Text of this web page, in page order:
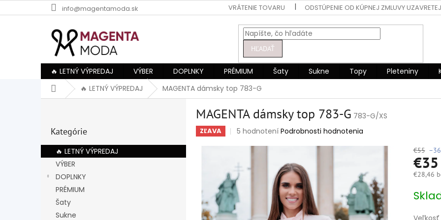
na
info@magentamoda.sk VRÁTENIE TOVARU ODSTÚPENIE OD KÚPNEJ ZMLUVY UZAVRETEJ
HĽADAŤ
🔥 LETNÝ VÝPREDAJ VÝBER DOPLNKY PRÉMIUM Šaty Sukne Topy Pleteniny
Domov🔥 LETNÝ VÝPREDAJ MAGENTA dámsky top 783-G
ý
p
kategórie
Kategórie
🔥 LETNÝ VÝPREDAJ
VÝBER
DOPLNKY
PRÉMIUM
Šaty
Sukne
MAGENTA dámsky top 783-G 783-G/XS
ZĽAVA
Priemerné
produktu
z
5
hviezdičiek.
5 hodnotení Podrobnosti hodnotenia
€55
€35
€28,46
cena: